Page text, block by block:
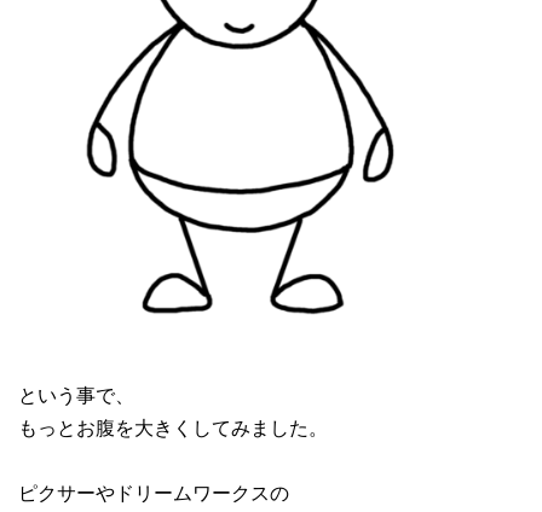
という事で、
もっとお腹を大きくしてみました。
ピクサーやドリームワークスの